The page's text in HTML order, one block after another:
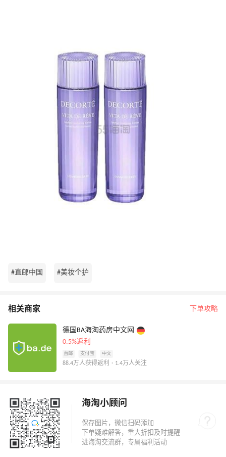
#直邮中国 #美妆个护
相关商家 下单攻略
德国BA海淘药房中文网
0.5%返利
直邮 支付宝 中文
88.4万人获得返利 · 1.4万人关注
海淘小顾问